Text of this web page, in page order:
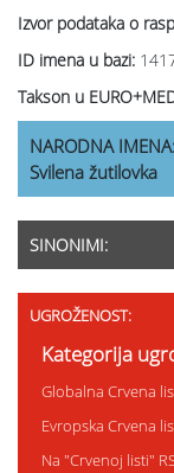
Izvor podataka o
ID imena u bazi:
Takson u
NARODNA IMENA:
Svilena žutilovka
SINONIMI:
UGROŽENOST:
Kategorija
Globalna Crvena
Evropska Crvena
Na "Crvenoj listi"